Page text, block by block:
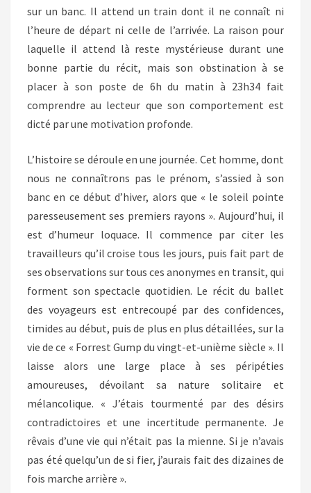
sur un banc. Il attend un train dont il ne connaît ni
l’heure de départ ni celle de l’arrivée. La raison pour
laquelle il attend là reste mystérieuse durant une
bonne partie du récit, mais son obstination à se
placer à son poste de 6h du matin à 23h34 fait
comprendre au lecteur que son comportement est
dicté par une motivation profonde.
L’histoire se déroule en une journée. Cet homme, dont
nous ne connaîtrons pas le prénom, s’assied à son
banc en ce début d’hiver, alors que « le soleil pointe
paresseusement ses premiers rayons ». Aujourd’hui, il
est d’humeur loquace. Il commence par citer les
travailleurs qu’il croise tous les jours, puis fait part de
ses observations sur tous ces anonymes en transit, qui
forment son spectacle quotidien. Le récit du ballet
des voyageurs est entrecoupé par des confidences,
timides au début, puis de plus en plus détaillées, sur la
vie de ce « Forrest Gump du vingt-et-unième siècle ». Il
laisse alors une large place à ses péripéties
amoureuses, dévoilant sa nature solitaire et
mélancolique. « J’étais tourmenté par des désirs
contradictoires et une incertitude permanente. Je
rêvais d’une vie qui n’était pas la mienne. Si je n’avais
pas été quelqu’un de si fier, j’aurais fait des dizaines de
fois marche arrière ».